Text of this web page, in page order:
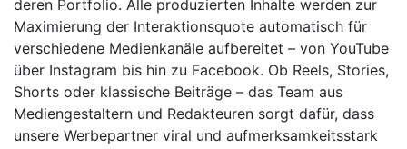
deren Portfolio. Alle produzierten Inhalte werden zur
Maximierung der Interaktionsquote automatisch für
verschiedene Medienkanäle aufbereitet – von YouTube
über Instagram bis hin zu Facebook. Ob Reels, Stories,
Shorts oder klassische Beiträge – das Team aus
Mediengestaltern und Redakteuren sorgt dafür, dass
unsere Werbepartner viral und aufmerksamkeitsstark